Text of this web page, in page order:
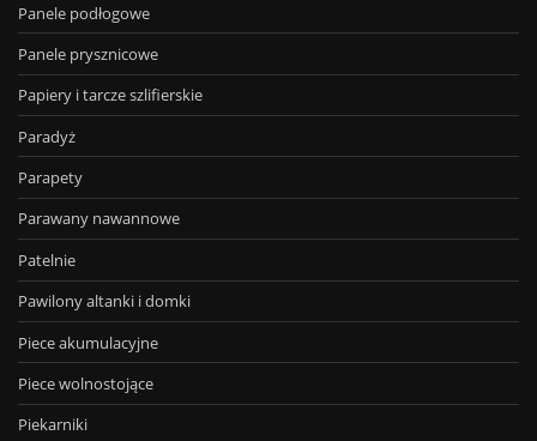
Panele podłogowe
Panele prysznicowe
Papiery i tarcze szlifierskie
Paradyż
Parapety
Parawany nawannowe
Patelnie
Pawilony altanki i domki
Piece akumulacyjne
Piece wolnostojące
Piekarniki